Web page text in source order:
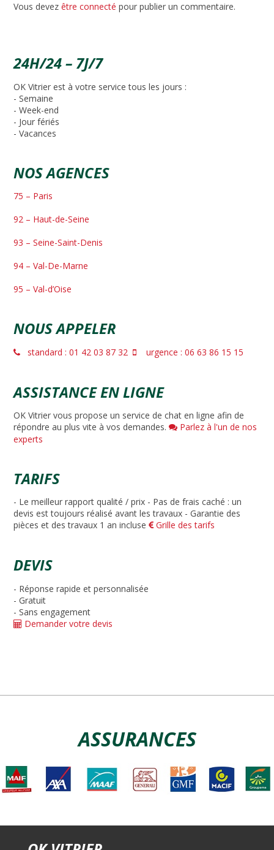
Vous devezêtre connecté pour publier un commentaire.
24H/24 – 7J/7
OK Vitrier est à votre service tous les jours :
- Semaine
- Week-end
- Jour fériés
- Vacances
NOS AGENCES
75 – Paris
92 – Haut-de-Seine
93 – Seine-Saint-Denis
94 – Val-De-Marne
95 – Val-d’Oise
NOUS APPELER
standard : 01 42 03 87 32 urgence : 06 63 86 15 15
ASSISTANCE EN LIGNE
OK Vitrier vous propose un service de chat en ligne afin de
répondre au plus vite à vos demandes.
Parlez à l'un de nos
experts
TARIFS
- Le meilleur rapport qualité / prix - Pas de frais caché : un
devis est toujours réalisé avant les travaux - Garantie des
pièces et des travaux 1 an incluse
Grille des tarifs
DEVIS
- Réponse rapide et personnalisée
- Gratuit
- Sans engagement
Demander votre devis
ASSURANCES